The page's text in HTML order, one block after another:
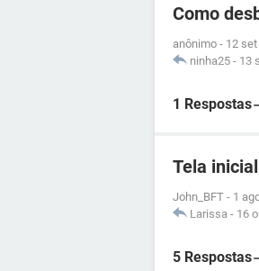
Como
anônimo - 12
ninha25 - 13
1 Respostas
Tela
John_BFT - 1
Larissa - 16
5 Respostas